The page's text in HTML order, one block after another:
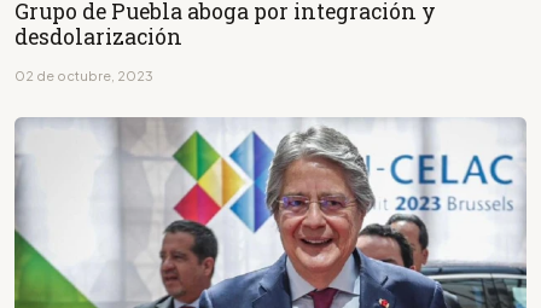
Grupo de Puebla aboga por integración y
desdolarización
02 de octubre, 2023